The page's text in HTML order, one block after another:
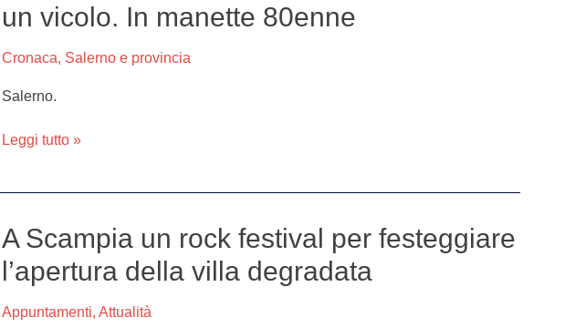
un vicolo. In manette 80enne
Cronaca, Salerno e provincia
Salerno.
per
una
13enne
un
vicolo.
manette
Leggi tutto »
A Scampia un rock festival per festeggiare
l’apertura della villa degradata
Appuntamenti, Attualità
A
un
festival